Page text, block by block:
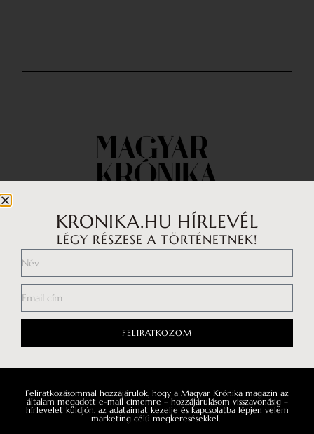
Impresszum
Általános Szerződési Feltételek
Adatkezelési tájékoztató
Facebook
Instagram
KRONIKA.HU HÍRLEVÉL
LÉGY RÉSZESE A TÖRTÉNETNEK!
FELIRATKOZOM
Feliratkozásommal hozzájárulok, hogy a Magyar Krónika magazin az
általam megadott e-mail címemre – hozzájárulásom visszavonásig –
hírlevelet küldjön, az adataimat kezelje és kapcsolatba lépjen velem
marketing célú megkeresésekkel.